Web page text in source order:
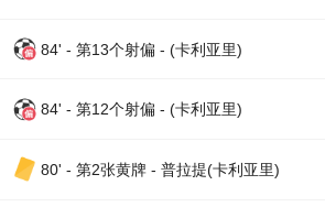
84' - 第13个射偏 - (卡利亚里)
84' - 第12个射偏 - (卡利亚里)
80' - 第2张黄牌 - 普拉提(卡利亚里)